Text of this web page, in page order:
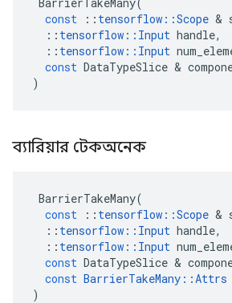
const
:: tensorflow ::Scope &
:: tensorflow :: Input handle,
:: tensorflow :: Input
const DataTypeSlice &
)
ব্যারিয়ার টেকঅনেক
BarrierTakeMany(
const
:: tensorflow ::Scope &
:: tensorflow :: Input handle,
:: tensorflow :: Input
const DataTypeSlice &
const BarrierTakeMany ::Attrs
)